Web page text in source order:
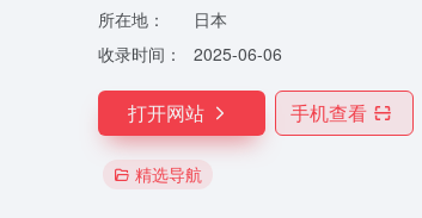
所在地：
日本
收录时间：
2025-06-06
打开网站 手机查看
精选导航